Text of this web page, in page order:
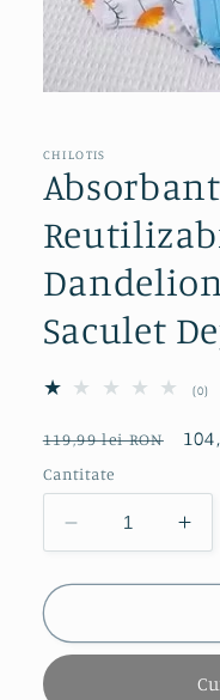
1
într-
o
modală
CHILOTIS
Saculet
(0)
Preț
obișnuit
119,99 lei RON
Cantitate
Reduceți
cantitatea
pentru
Textile